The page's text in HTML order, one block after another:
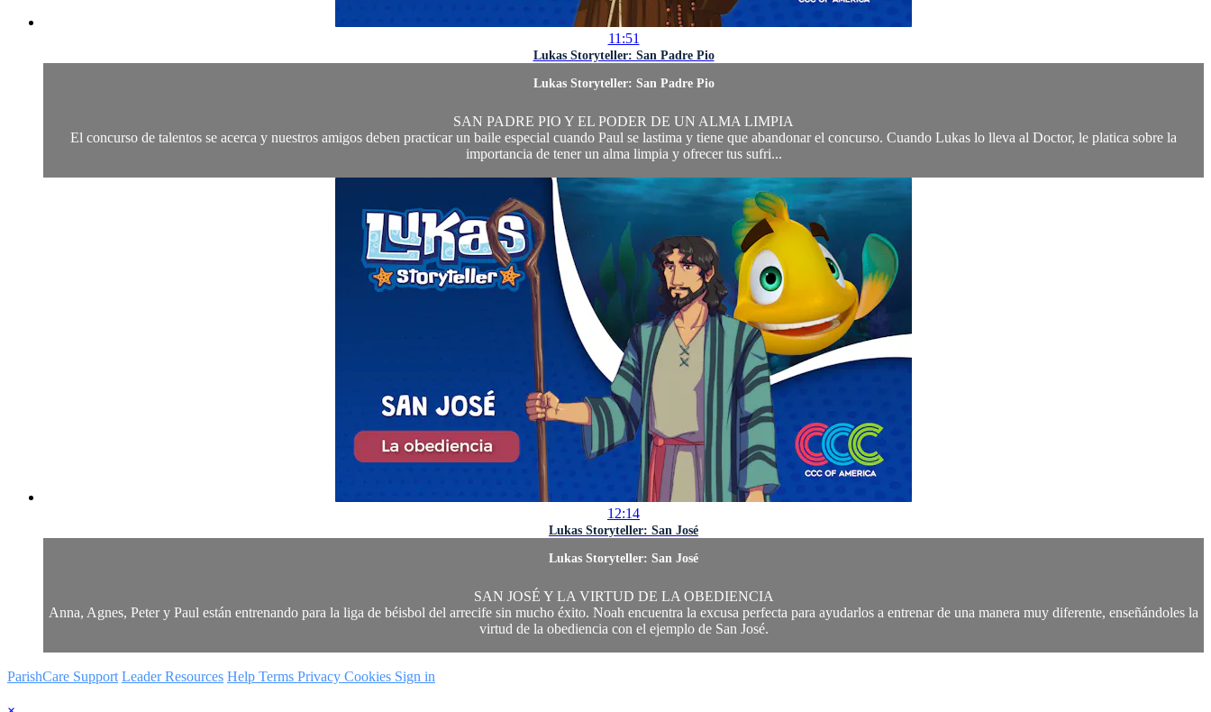
11:51
Lukas Storyteller: San Padre Pio
Lukas Storyteller: San Padre Pio
SAN PADRE PIO Y EL PODER DE UN ALMA LIMPIA
El concurso de talentos se acerca y nuestros amigos deben practicar un baile especial cuando Paul se lastima y tiene que abandonar el concurso. Cuando Lukas lo lleva al Doctor, le platica sobre la
importancia de tener un alma limpia y ofrecer tus sufri...
12:14
Lukas Storyteller: San José
Lukas Storyteller: San José
SAN JOSÉ Y LA VIRTUD DE LA OBEDIENCIA
Anna, Agnes, Peter y Paul están entrenando para la liga de béisbol del arrecife sin mucho éxito. Noah encuentra la excusa perfecta para ayudarlos a entrenar de una manera muy diferente, enseñándoles la
virtud de la obediencia con el ejemplo de San José.
ParishCare Support Leader Resources Help Terms Privacy Cookies Sign in